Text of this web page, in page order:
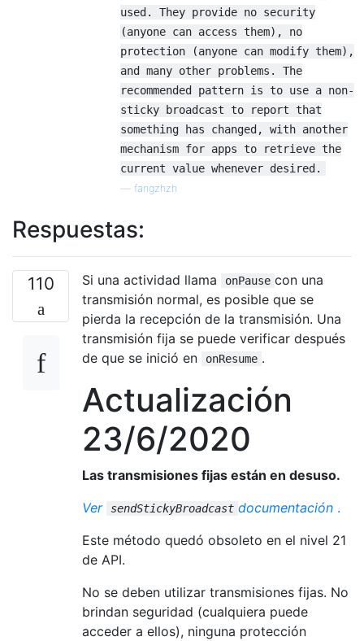
used. They provide no security
(anyone can access them), no
protection (anyone can modify them),
and many other problems. The
recommended pattern is to use a non-
sticky broadcast to report that
something has changed, with another
mechanism for apps to retrieve the
current value whenever desired.
fangzhzh
Respuestas:
110 Si una actividad llama onPause con una
transmisión normal, es posible que se
pierda la recepción de la transmisión. Una
transmisión fija se puede verificar después
de que se inició en
onResume .
Actualización
23/6/2020
Las transmisiones fijas están en desuso.
Ver
sendStickyBroadcast documentación .
Este método quedó obsoleto en el nivel 21
de API.
No se deben utilizar transmisiones fijas. No
brindan seguridad (cualquiera puede
acceder a ellos), ninguna protección